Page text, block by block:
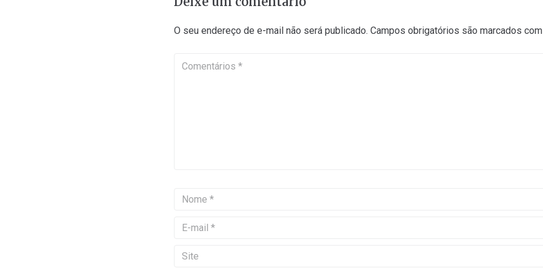
O seu endereço de e-mail não será publicado. Campos obrigatórios são marcados